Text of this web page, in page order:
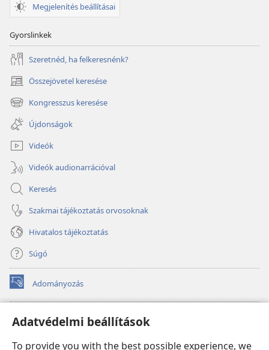
Adatvédelmi beállítások
To provide you with the best possible experience, we
Megjelenítés beállításai
Gyorslinkek
Szeretnéd, ha felkeresnénk?
Összejövetel keresése
(opens
new
window)
Kongresszus keresése
(opens
new
window)
Újdonságok
Videók
Videók audionarrációval
Keresés
Szakmai tájékoztatás orvosoknak
Hivatalos tájékoztatás
Súgó
Adományozás
(opens
new
Őrtorony ONLINE KÖNYVTÁR
(opens
window)JW Hub